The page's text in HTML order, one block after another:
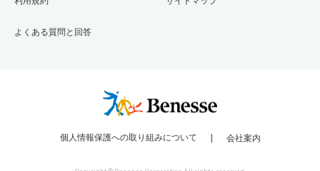
よくある質問と回答
個人情報保護への取り組みについて 会社案内